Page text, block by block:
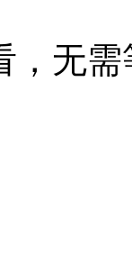
，无